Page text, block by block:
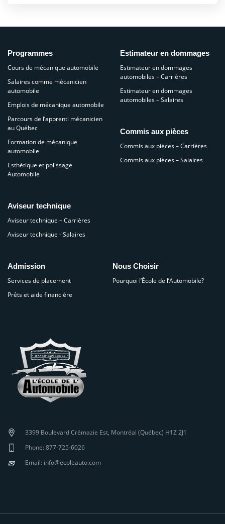
3399 Boulevard Crémazie Est, Montréal (Québec) H1Z 2J1
Phone: 877-725-6026
✉ Email: info@ecoleauto.com
Programmes
Cours de mécanique automobile
Salaires comme mécanicien
automobile
Emplois de mécanique automobile
Parcours de l’apprenti mécanicien
au Québec
Formation de mécanique
automobile
Esthétique et polissage
Automobile
Aviseur technique
Aviseur technique – Carrières
Aviseur technique - Salaires
Estimateur en dommages
Estimateur en dommages
automobiles – Carrières
Estimateur en dommages
automobiles – Salaires
Commis aux pièces
Commis aux pièces – Carrières
Commis aux pièces – Salaires
Admission
Services de placement
Prêts et aide financière
Nous Choisir
Pourquoi l’École de l’Automobile?